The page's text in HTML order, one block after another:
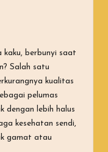
kaku, berbunyi saat
Salah satu
kualitas
pelumas
dengan lebih halus
kesehatan sendi,
gamat atau